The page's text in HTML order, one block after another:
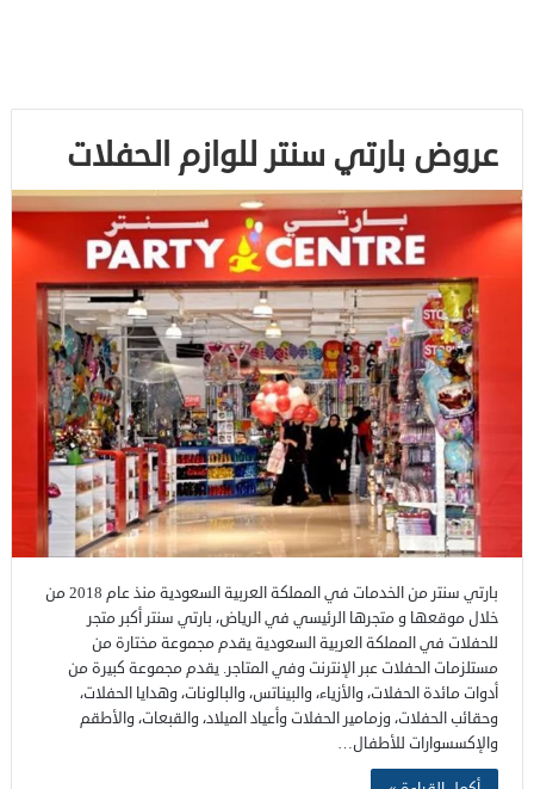
عروض بارتي سنتر للوازم الحفلات
بارتي سنتر من الخدمات في المملكة العربية السعودية منذ عام 2018 من
خلال موقعها و متجرها الرئيسي في الرياض، بارتي سنتر أكبر متجر
للحفلات في المملكة العربية السعودية يقدم مجموعة مختارة من
مستلزمات الحفلات عبر الإنترنت وفي المتاجر. يقدم مجموعة كبيرة من
أدوات مائدة الحفلات، والأزياء، والبيناتس، والبالونات، وهدايا الحفلات،
وحقائب الحفلات، وزمامير الحفلات وأعياد الميلاد، والقبعات، والأطقم
والإكسسوارات للأطفال…